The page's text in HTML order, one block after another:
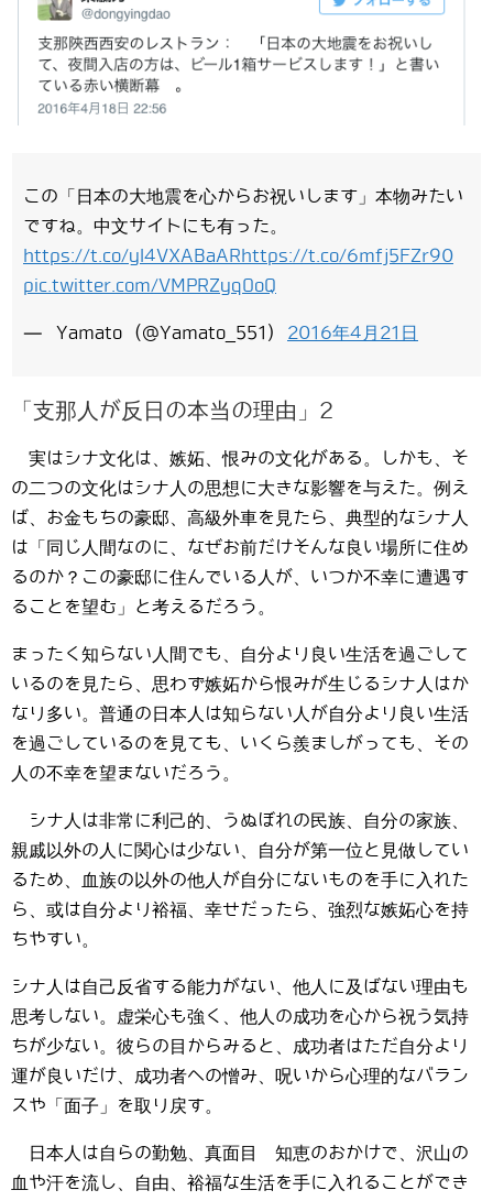
この「日本の大地震を心からお祝いします」本物みたい
ですね。中文サイトにも有った。
https://t.co/yI4VXABaARhttps://t.co/6mfj5FZr90
pic.twitter.com/VMPRZyqOoQ
— Yamato (@Yamato_551) 2016年4月21日
「支那人が反日の本当の理由」2
実はシナ文化は、嫉妬、恨みの文化がある。しかも、そ
の二つの文化はシナ人の思想に大きな影響を与えた。例え
ば、お金もちの豪邸、高級外車を見たら、典型的なシナ人
は「同じ人間なのに、なぜお前だけそんな良い場所に住め
るのか？この豪邸に住んでいる人が、いつか不幸に遭遇す
ることを望む」と考えるだろう。
まったく知らない人間でも、自分より良い生活を過ごして
いるのを見たら、思わず嫉妬から恨みが生じるシナ人はか
なり多い。普通の日本人は知らない人が自分より良い生活
を過ごしているのを見ても、いくら羨ましがっても、その
人の不幸を望まないだろう。
シナ人は非常に利己的、うぬぼれの民族、自分の家族、
親戚以外の人に関心は少ない、自分が第一位と見做してい
るため、血族の以外の他人が自分にないものを手に入れた
ら、或は自分より裕福、幸せだったら、強烈な嫉妬心を持
ちやすい。
シナ人は自己反省する能力がない、他人に及ばない理由も
思考しない。虚栄心も強く、他人の成功を心から祝う気持
ちが少ない。彼らの目からみると、成功者はただ自分より
運が良いだけ、成功者への憎み、呪いから心理的なバラン
スや「面子」を取り戻す。
日本人は自らの勤勉、真面目 知恵のおかけで、沢山の
血や汗を流し、自由、裕福な生活を手に入れることができ